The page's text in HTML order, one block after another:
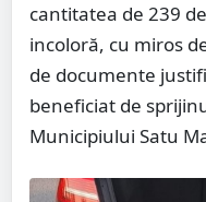
cantitatea de 239
incoloră, cu miros
de documente
beneficiat de
Municipiului Satu